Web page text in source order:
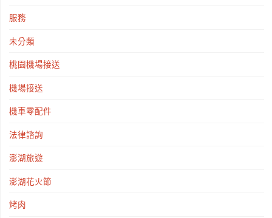
服務
未分類
桃園機場接送
機場接送
機車零配件
法律諮詢
澎湖旅遊
澎湖花火節
烤肉